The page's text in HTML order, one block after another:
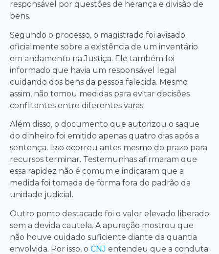
responsável por questões de herança e divisão de
bens.
Segundo o processo, o magistrado foi avisado
oficialmente sobre a existência de um inventário
em andamento na Justiça. Ele também foi
informado que havia um responsável legal
cuidando dos bens da pessoa falecida. Mesmo
assim, não tomou medidas para evitar decisões
conflitantes entre diferentes varas.
Além disso, o documento que autorizou o saque
do dinheiro foi emitido apenas quatro dias após a
sentença. Isso ocorreu antes mesmo do prazo para
recursos terminar. Testemunhas afirmaram que
essa rapidez não é comum e indicaram que a
medida foi tomada de forma fora do padrão da
unidade judicial.
Outro ponto destacado foi o valor elevado liberado
sem a devida cautela. A apuração mostrou que
não houve cuidado suficiente diante da quantia
envolvida. Por isso, o CNJ entendeu que a conduta